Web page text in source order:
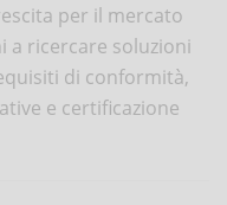
per il mercato
a ricercare soluzioni
di conformità,
e certificazione